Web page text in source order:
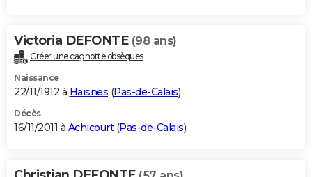
Victoria DEFONTE (98 ans)
Créer une cagnotte obsèques
Naissance
22/11/1912 à Haisnes (Pas-de-Calais)
Décès
16/11/2011 à Achicourt(Pas-de-Calais)